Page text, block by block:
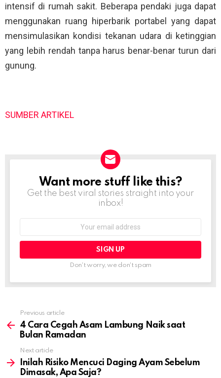
intensif di rumah sakit. Beberapa pendaki juga dapat
menggunakan ruang hiperbarik portabel yang dapat
mensimulasikan kondisi tekanan udara di ketinggian
yang lebih rendah tanpa harus benar-benar turun dari
gunung.
SUMBER ARTIKEL
NEWSLETTER
Want more stuff like this?
Get the best viral stories straight into your
inbox!
Don't worry, we don't spam
more
Previous article
4 Cara Cegah Asam Lambung Naik saat
Bulan Ramadan
Next article
Inilah Risiko Mencuci Daging Ayam Sebelum
Dimasak, Apa Saja?